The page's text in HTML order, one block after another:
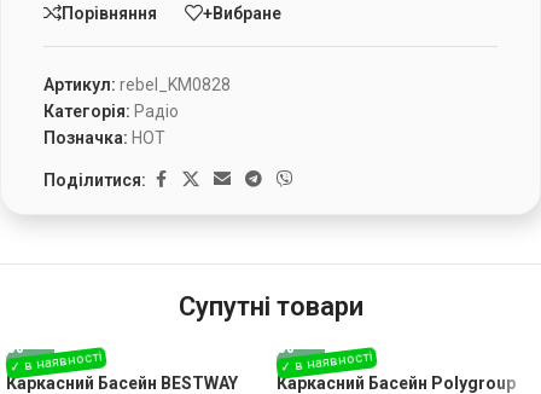
Порівняння +Вибране
Артикул: rebel_KM0828
Категорія: Радіо
Позначка: HOT
Поділитися:
Супутні товари
Каркасний Басейн BESTWAY
Каркасний Басейн Polygroup